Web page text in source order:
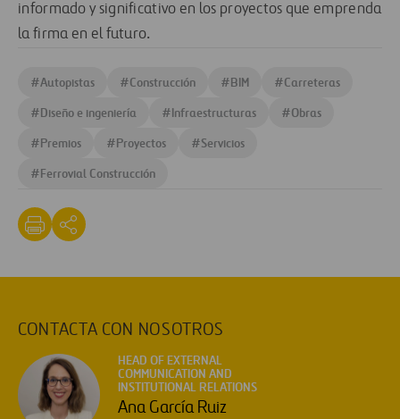
informado y significativo en los proyectos que emprenda
la firma en el futuro.
#Autopistas #Construcción #BIM #Carreteras
#Diseño e ingeniería #Infraestructuras #Obras
#Premios #Proyectos #Servicios
#Ferrovial Construcción
CONTACTA CON NOSOTROS
HEAD OF EXTERNAL
COMMUNICATION AND
INSTITUTIONAL RELATIONS
Ana García Ruiz